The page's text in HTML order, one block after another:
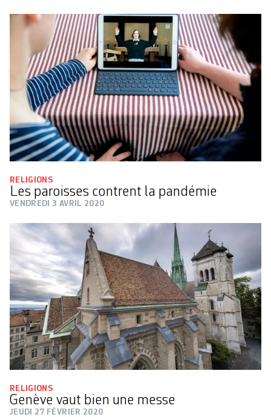
RELIGIONS
Les paroisses contrent la pandémie
VENDREDI 3 AVRIL 2020
RELIGIONS
Genève vaut bien une messe
JEUDI 27 FÉVRIER 2020